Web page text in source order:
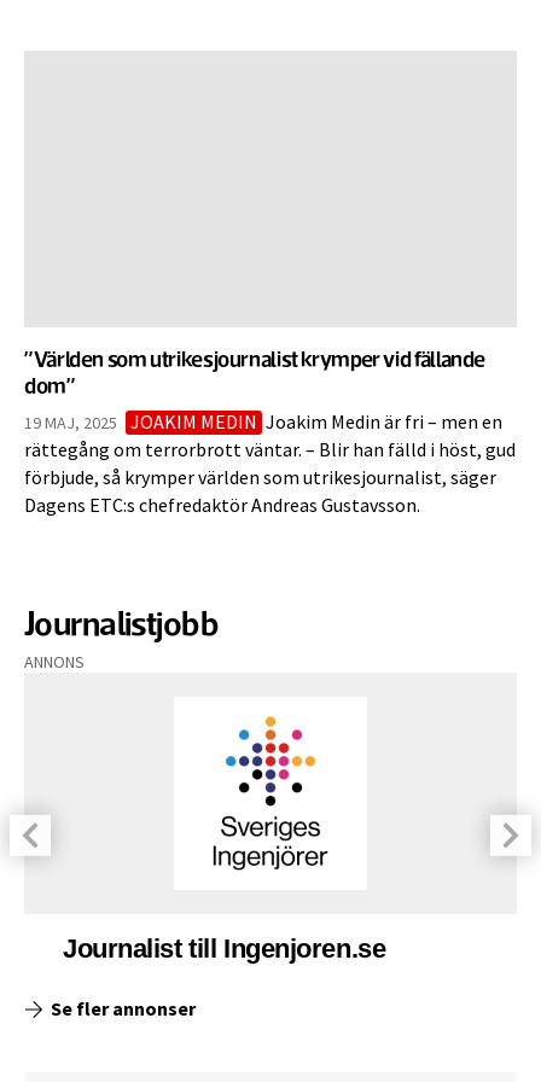
”Världen som utrikesjournalist krymper vid fällande
dom”
19 MAJ, 2025 JOAKIM MEDIN Joakim Medin är fri – men en
rättegång om terrorbrott väntar. – Blir han fälld i höst, gud
förbjude, så krymper världen som utrikesjournalist, säger
Dagens ETC:s chefredaktör Andreas Gustavsson.
Journalistjobb
ANNONS
Journalist till Ingenjoren.se
Se fler annonser